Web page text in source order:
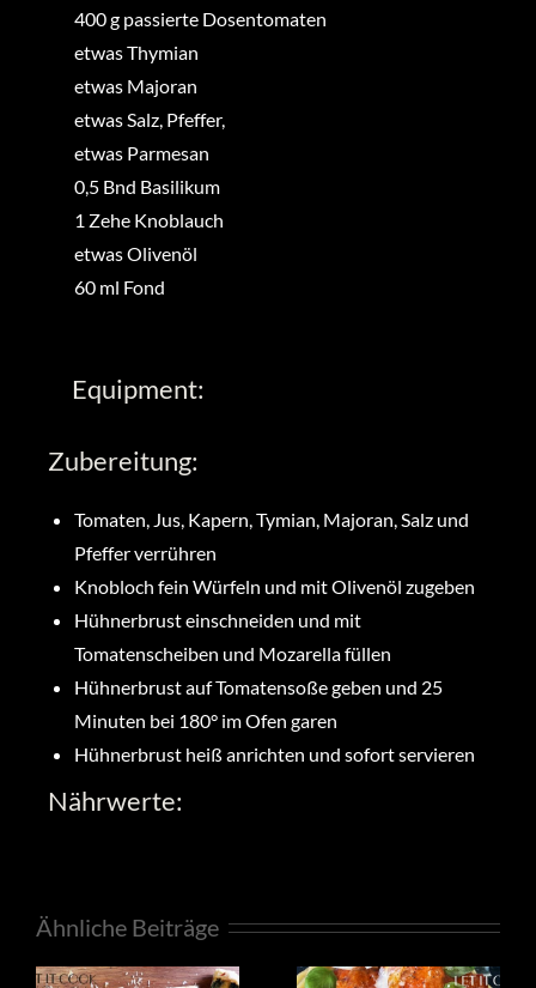
400g passierte Dosentomaten
etwasThymian
etwas Majoran
etwasSalz, Pfeffer,
etwas Parmesan
0,5 Bnd Basilikum
1 Zehe Knoblauch
etwasOlivenöl
60 ml Fond
Equipment:
Zubereitung:
Tomaten, Jus, Kapern, Tymian, Majoran, Salz und
Pfeffer verrühren
Knobloch fein Würfeln und mit Olivenöl zugeben
Hühnerbrust einschneiden und mit
Tomatenscheiben und Mozarella füllen
Hühnerbrust auf Tomatensoße geben und 25
Minuten bei 180° im Ofen garen
Hühnerbrust heiß anrichten und sofort servieren
Nährwerte:
Ähnliche Beiträge